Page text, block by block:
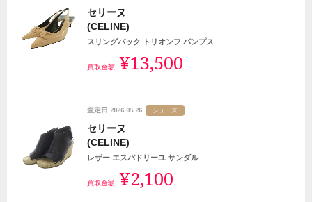
セリーヌ
(CELINE)
スリングバック トリオンフ パンプス
買取金額 ¥13,500
査定日 2026.05.26 シューズ
セリーヌ
(CELINE)
レザー エスパドリーユ サンダル
買取金額 ¥2,100